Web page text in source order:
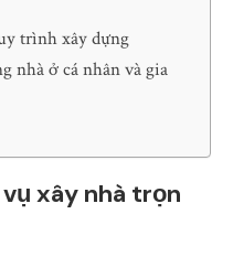
trình xây dựng
nhà ở cá nhân và gia
xây nhà trọn